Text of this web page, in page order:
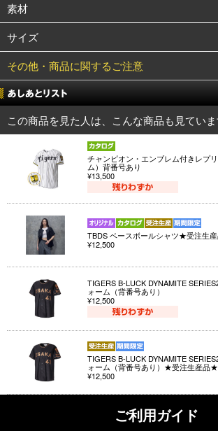
素材
サイズ
その他・商品に関するご注意
この商品を見た人は、こんな商品も見てい
チャンピオン・エンブレム付きレプ
ム）背番号あり
¥13,500
TBDS ベースボールシャツ★受注生
¥12,500
TIGERS B-LUCK DYNAMITE
ォーム（背番号あり）
¥12,500
TIGERS B-LUCK DYNAMITE
ォーム（背番号あり）★受注生産品★
¥12,500
ご利用ガイド